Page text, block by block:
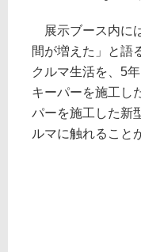
展示ブース内に
間が増えた」と語
クルマ生活を、5
キーパーを施工し
パーを施工した新
ルマに触れること